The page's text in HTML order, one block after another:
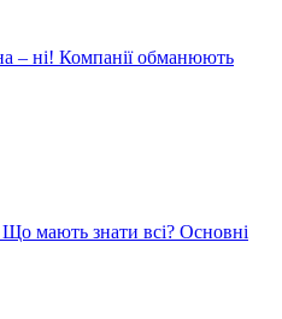
– ні! Компанії обманюють
мають знати всі? Основні